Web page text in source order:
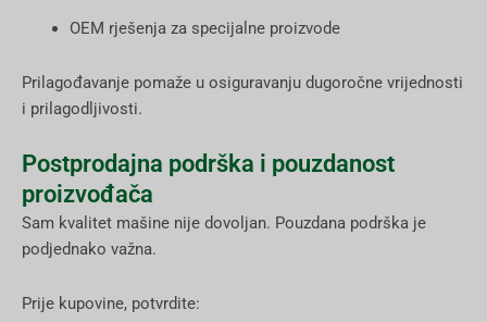
OEM rješenja za specijalne proizvode
Prilagođavanje pomaže u osiguravanju dugoročne vrijednosti
i prilagodljivosti.
Postprodajna podrška i pouzdanost
proizvođača
Sam kvalitet mašine nije dovoljan. Pouzdana podrška je
podjednako važna.
Prije kupovine, potvrdite: